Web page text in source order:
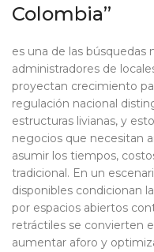
Colombia”
es una de las
administradores de
proyectan crecimiento
regulación nacional
estructuras livianas, y
negocios que necesitan
asumir los tiempos,
tradicional. En un
disponibles condicionan
por espacios abiertos
retráctiles se convierten
aumentar aforo y